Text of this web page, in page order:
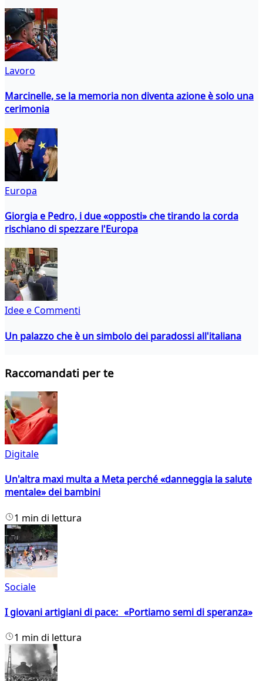
Lavoro
Marcinelle, se la memoria non diventa azione è solo una
cerimonia
Europa
Giorgia e Pedro, i due «opposti» che tirando la corda
rischiano di spezzare l'Europa
Idee e Commenti
Un palazzo che è un simbolo dei paradossi all'italiana
Raccomandati per te
Digitale
Un'altra maxi multa a Meta perché «danneggia la salute
mentale» dei bambini
1 min di lettura
Sociale
I giovani artigiani di pace: «Portiamo semi di speranza»
1 min di lettura